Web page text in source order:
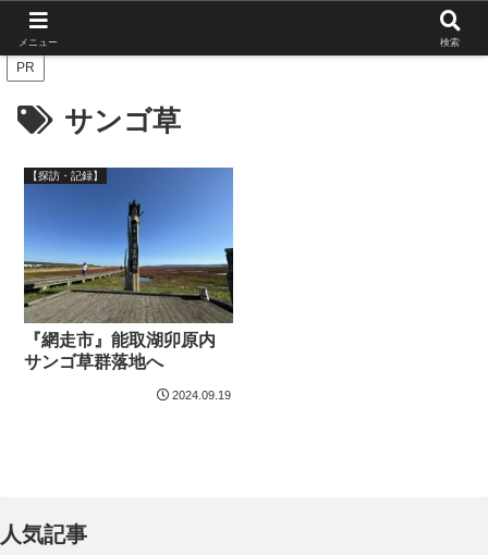
PR
サンゴ草
【探訪・記録】
『網走市』能取湖卯原内
サンゴ草群落地へ
2024.09.19
人気記事
メニュー 検索